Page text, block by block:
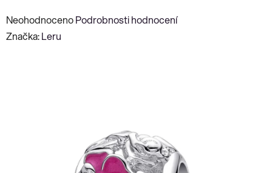
Průměrné
hodnocení
NeohodnocenoPodrobnosti hodnocení
Značka:Leru